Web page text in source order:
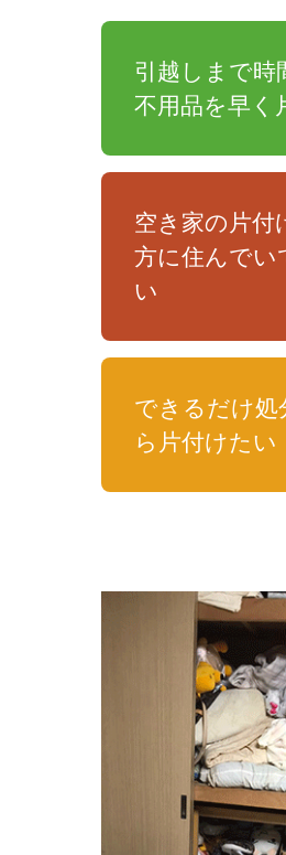
引越しまで時
不用品を早く
空き家の片付
方に住んでい
い
できるだけ処
ら片付けたい